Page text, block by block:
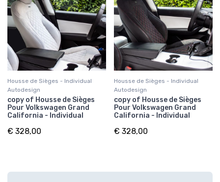
Housse de Sièges - Individual
Autodesign
copy of Housse de Sièges
Pour Volkswagen Grand
California - Individual
€ 328,00
Housse de Sièges - Individual
Autodesign
copy of Housse de Sièges
Pour Volkswagen Grand
California - Individual
€ 328,00